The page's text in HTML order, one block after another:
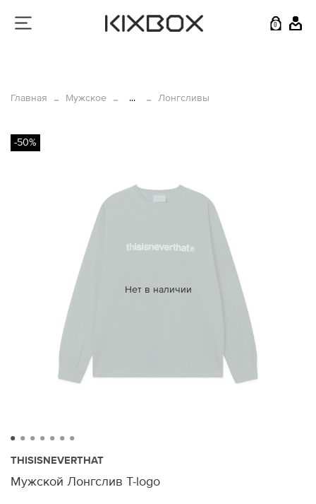
0
Главная Мужское ... Лонгсливы
Нет в наличии
-50%
THISISNEVERTHAT
Мужской Лонгслив T-logo